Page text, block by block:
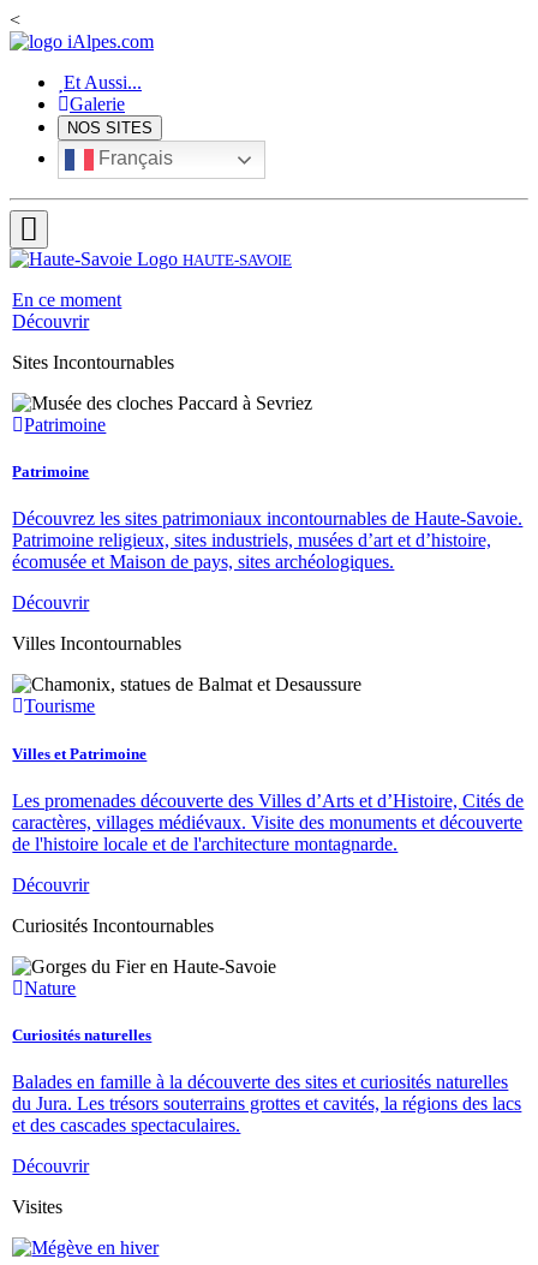
<
Et Aussi...
Galerie
NOS SITES
Français
HAUTE-SAVOIE
En ce moment
Découvrir
Sites Incontournables
Patrimoine
Patrimoine
Découvrez les sites patrimoniaux incontournables de Haute-Savoie.
Patrimoine religieux, sites industriels, musées d’art et d’histoire,
écomusée et Maison de pays, sites archéologiques.
Découvrir
Villes Incontournables
Tourisme
Villes et Patrimoine
Les promenades découverte des Villes d’Arts et d’Histoire, Cités de
caractères, villages médiévaux. Visite des monuments et découverte
de l'histoire locale et de l'architecture montagnarde.
Découvrir
Curiosités Incontournables
Nature
Curiosités naturelles
Balades en famille à la découverte des sites et curiosités naturelles
du Jura. Les trésors souterrains grottes et cavités, la régions des lacs
et des cascades spectaculaires.
Découvrir
Visites